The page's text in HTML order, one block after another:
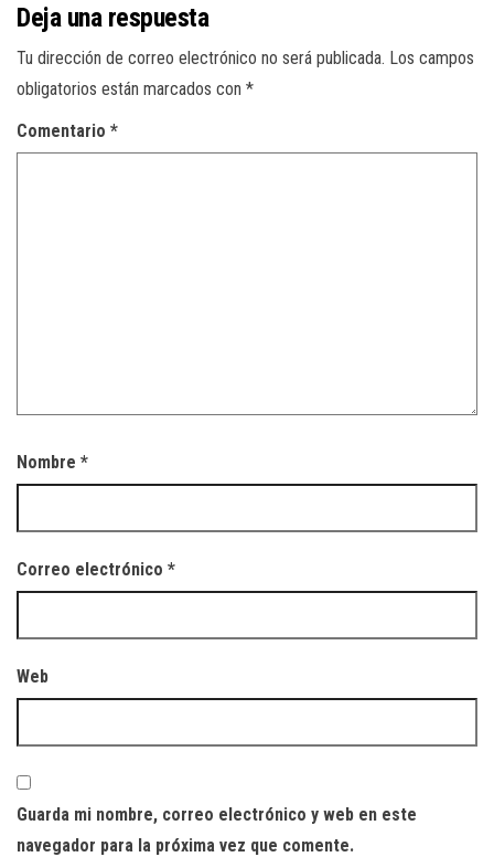
Deja una respuesta
Tu dirección de correo electrónico no será publicada. Los campos
obligatorios están marcados con *
Comentario *
Nombre *
Correo electrónico *
Web
Guarda mi nombre, correo electrónico y web en este
navegador para la próxima vez que comente.